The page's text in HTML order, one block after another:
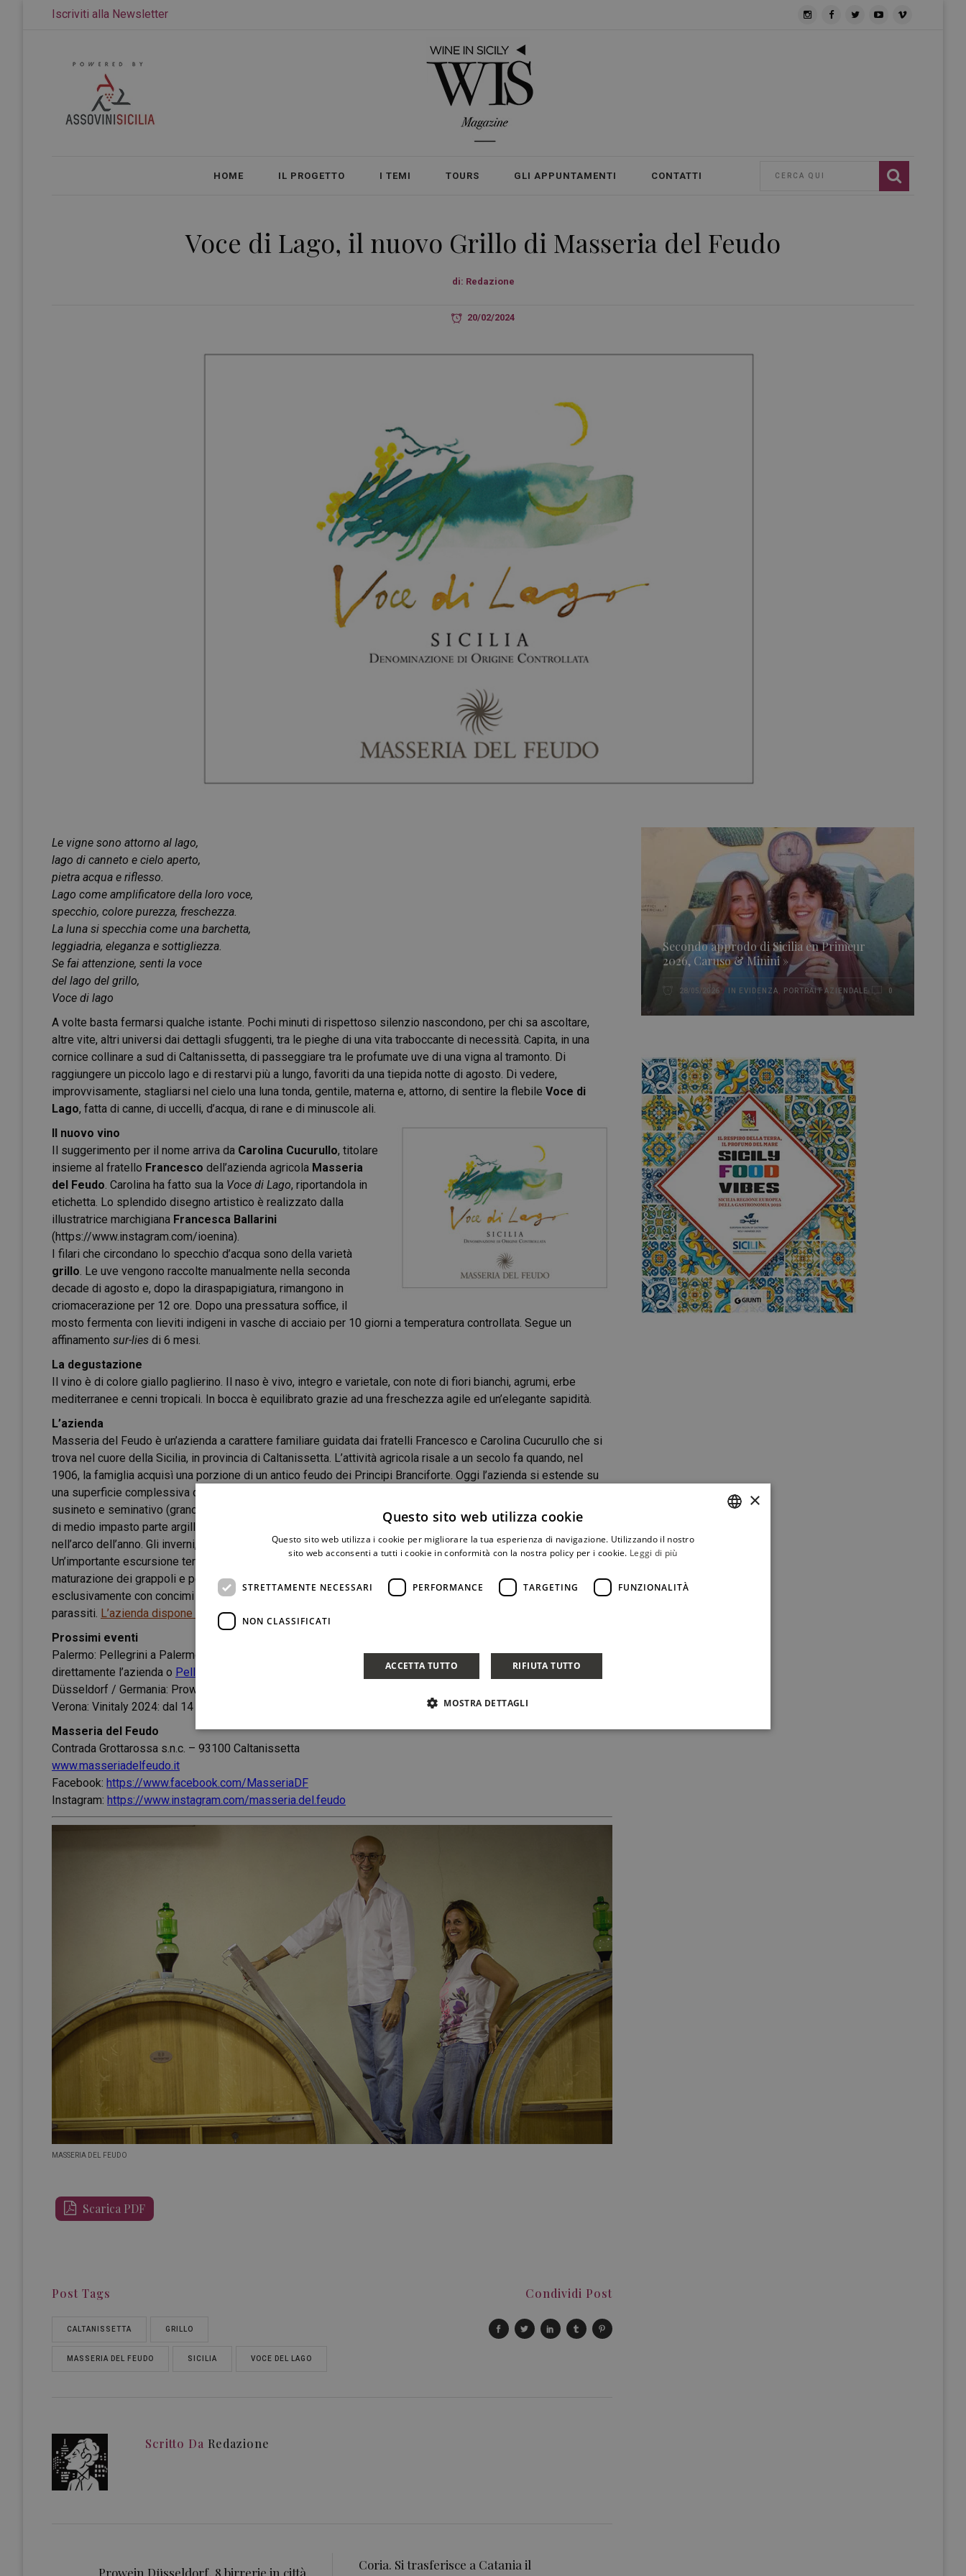
Iscriviti alla Newsletter
HOME IL PROGETTO I TEMI TOURS GLI APPUNTAMENTI CONTATTI
Voce di Lago, il nuovo Grillo di Masseria del Feudo
di: Redazione
20/02/2024
Le vigne sono attorno al lago,
lago di canneto e cielo aperto,
pietra acqua e riflesso.
Lago come amplificatore della loro voce,
specchio, colore purezza, freschezza.
La luna si specchia come una barchetta,
leggiadria, eleganza e sottigliezza.
Se fai attenzione, senti la voce
del lago del grillo,
Voce di lago
A volte basta fermarsi qualche istante. Pochi minuti di rispettoso silenzio nascondono, per chi sa ascoltare,
altre vite, altri universi dai dettagli sfuggenti, tra le pieghe di una vita traboccante di necessità. Capita, in una
cornice collinare a sud di Caltanissetta, di passeggiare tra le profumate uve di una vigna al tramonto. Di
raggiungere un piccolo lago e di restarvi più a lungo, favoriti da una tiepida notte di agosto. Di vedere,
improvvisamente, stagliarsi nel cielo una luna tonda, gentile, materna e, attorno, di sentire la flebile Voce di
Lago, fatta di canne, di uccelli, d’acqua, di rane e di minuscole ali.
Il nuovo vino
Il suggerimento per il nome arriva da Carolina Cucurullo, titolare
insieme al fratello Francesco dell’azienda agricola Masseria
del Feudo. Carolina ha fatto sua la Voce di Lago, riportandola in
etichetta. Lo splendido disegno artistico è realizzato dalla
illustratrice marchigiana Francesca Ballarini
(https://www.instagram.com/ioenina).
I filari che circondano lo specchio d’acqua sono della varietà
grillo. Le uve vengono raccolte manualmente nella seconda
decade di agosto e, dopo la diraspapigiatura, rimangono in
criomacerazione per 12 ore. Dopo una pressatura soffice, il
mosto fermenta con lieviti indigeni in vasche di acciaio per 10 giorni a temperatura controllata. Segue un
affinamento sur-lies di 6 mesi.
La degustazione
Il vino è di colore giallo paglierino. Il naso è vivo, integro e varietale, con note di fiori bianchi, agrumi, erbe
mediterranee e cenni tropicali. In bocca è equilibrato grazie ad una freschezza agile ed un’elegante sapidità.
L’azienda
Masseria del Feudo è un’azienda a carattere familiare guidata dai fratelli Francesco e Carolina Cucurullo che si
trova nel cuore della Sicilia, in provincia di Caltanissetta. L’attività agricola risale a un secolo fa quando, nel
1906, la famiglia acquisì una porzione di un antico feudo dei Principi Branciforte. Oggi l’azienda si estende su
una superficie complessiva di 110 ettari. Le sue coltivazioni sono diversificate tra vigneto, uliveto, pescheto,
susineto e seminativo (grano e foraggi). Quindici gli ettari vitati, di questi tre a grillo. I terreni, prevalentemente
di medio impasto parte argillosi e parte calcarei, godono di un clima continentale con temperature medie basse
nell’arco dell’anno. Gli inverni, rigidi, ventilati, si alternano ad estati secche con temperature elevate.
Un’importante escursione termica che si riscontra anche fra il giorno e la notte, determinante per una ideale
maturazione dei grappoli e per l’eleganza dei vini. Dal 2000 è in regime biologico: la fertilizzazione avviene
esclusivamente con concimi naturali ed il sovescio, così come l’utilizzo minimo di rame e zolfo nel contrasto ai
parassiti. L’azienda dispone di una struttura agrituristica in grado di ospitare fino a 15 persone
Prossimi eventi
Palermo: Pellegrini a Palermo (
), martedì 27 febbraio, dalle 10.00 alle 16.00 (contattare
direttamente l’azienda o Pellegrini
Düsseldorf / Germania: Prowein 2024: dal 10 al 12 marzo 24, Hall 16 Booth J01
Verona: Vinitaly 2024: dal 14 al 17 aprile 2024, Hall 8, Booth H5
Masseria del Feudo
Contrada Grottarossa s.n.c. – 93100 Caltanissetta
www.masseriadelfeudo.it
Facebook: https://www.facebook.com/MasseriaDF
Instagram: https://www.instagram.com/masseria.del.feudo
MASSERIA DEL FEUDO
Scarica PDF
Post Tags
CALTANISSETTA GRILLO
MASSERIA DEL FEUDO SICILIA VOCE DEL LAGO
Condividi Post
Scritto Da Redazione
Prowein Düsseldorf, 8 birrerie in città
Coria. Si trasferisce a Catania il
Secondo approdo di Sicilia en Primeur
2026, Caruso & Minini »
28/05/2026 IN EVIDENZA PORTRAIT AZIENDALE 0
×
Questo sito web utilizza cookie
Questo sito web utilizza i cookie per migliorare la tua esperienza di navigazione. Utilizzando il nostro
sito web acconsenti a tutti i cookie in conformità con la nostra policy per i cookie. Leggi di più
STRETTAMENTE NECESSARI PERFORMANCE TARGETING FUNZIONALITÀ
NON CLASSIFICATI
ACCETTA TUTTO RIFIUTA TUTTO
MOSTRA DETTAGLI